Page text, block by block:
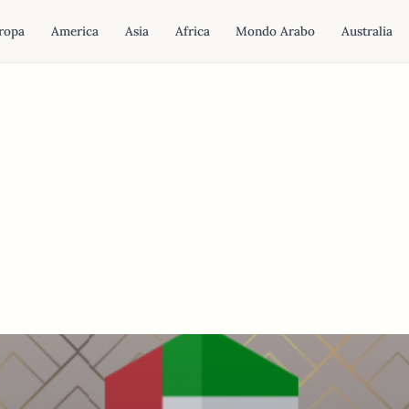
America Asia Africa Mondo Arabo Australia